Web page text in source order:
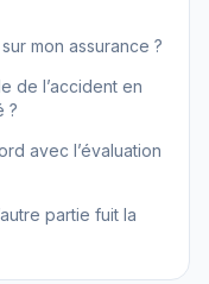
mon assurance ?
de l’accident en
?
avec l’évaluation
partie fuit la